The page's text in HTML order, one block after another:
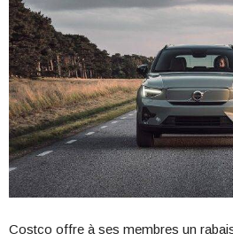
Costco offre à ses membres un